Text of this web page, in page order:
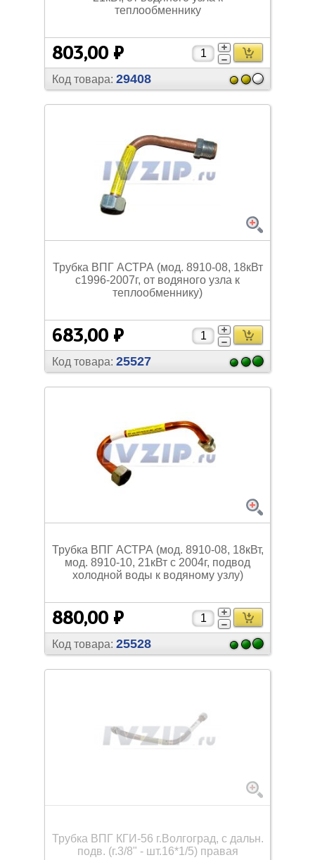
теплообменнику
803,00 ₽
Код товара: 29408
Трубка ВПГ АСТРА (мод. 8910-08, 18кВт
с1996-2007г, от водяного узла к
теплообменнику)
683,00 ₽
Код товара: 25527
Трубка ВПГ АСТРА (мод. 8910-08, 18кВт,
мод. 8910-10, 21кВт с 2004г, подвод
холодной воды к водяному узлу)
880,00 ₽
Код товара: 25528
Трубка ВПГ КГИ-56 г.Волгоград, с дальн.
подв. (г.3/8" - шт.16*1/5) правая